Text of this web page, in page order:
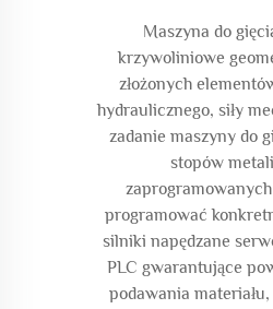
Maszyna do
krzywoliniowe
złożonych
hydraulicznego, siły
zadanie maszyny do
stopów
programować
silniki napędzane
PLC gwarantujące
podawania